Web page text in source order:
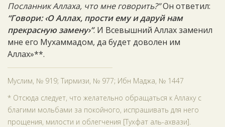
Посланник Аллаха, что мне говорить?”Он ответил:
“Говори: ‹О Аллах, прости ему и даруй нам
прекрасную замену›”. И Всевышний Аллах заменил
мне его Мухаммадом, да будет доволен им
Аллах»**.
Муслим, № 919; Тирмизи, № 977; Ибн Маджа, № 1447
* Отсюда следует, что желательно обращаться к Аллаху с
благими мольбами за покойного, испрашивать для него
прощения, милости и облегчения [Тухфат аль-ахвази].